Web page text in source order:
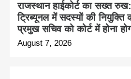
राजस्थान हाईकोर्ट का सख्त
ट्रिब्यूनल में सदस्यों की
प्रमुख सचिव को कोर्ट में होना
August 7, 2026